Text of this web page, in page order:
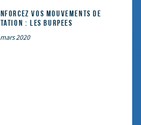
vos mouvements de
: les Burpees
2020